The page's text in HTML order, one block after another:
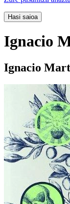
Hasi saioa
Ignacio
Ignacio